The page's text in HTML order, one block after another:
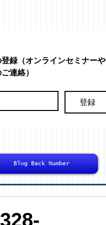
録（オンラインセミナーや
連絡）
登録
Blog Back Number